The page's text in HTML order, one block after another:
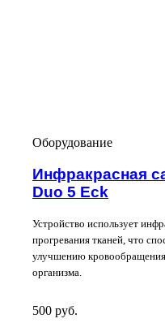
Оборудование
Инфракрасная
Duo 5 Eck
Устройство использует
прогревания тканей, что
улучшению
организма.
500 руб.